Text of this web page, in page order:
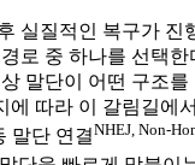
실질적인 복구가 진
로 중 하나를 선택한
말단이 어떤 구조
에 따라 이 갈림길에
말단 연결NHEJ, Non-